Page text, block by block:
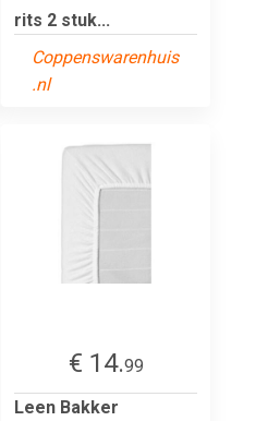
rits 2 stuk...
Coppenswarenhuis
.nl
€ 14.99
Leen Bakker